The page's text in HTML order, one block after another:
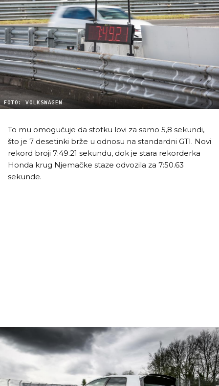
FOTO: VOLKSWAGEN
To mu omogućuje da stotku lovi za samo 5,8 sekundi,
što je 7 desetinki brže u odnosu na standardni GTI. Novi
rekord broji 7:49.21 sekundu, dok je stara rekorderka
Honda krug Njemačke staze odvozila za 7:50.63
sekunde.